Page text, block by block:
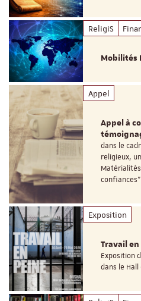
ReligiS
Mobilités
Appel
Appel à
dans le
religieux,
Exposition
Travail
Exposition
dans le Hall